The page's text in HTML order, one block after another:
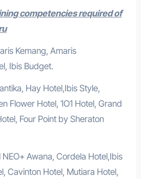
competencies required of
Kemang, Amaris
Ibis Budget.
Hay Hotel,Ibis Style,
Flower Hotel, 1O1 Hotel, Grand
Four Point by Sheraton
NEO+ Awana, Cordela Hotel,Ibis
Cavinton Hotel, Mutiara Hotel,